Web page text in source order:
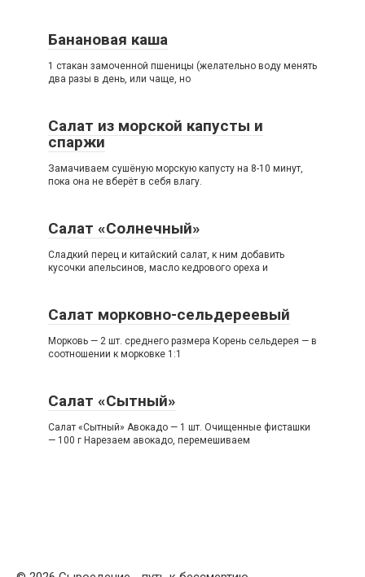
Банановая каша
1 стакан замоченной пшеницы (желательно воду менять
два разы в день, или чаще, но
Салат из морской капусты и
спаржи
Замачиваем сушёную морскую капусту на 8-10 минут,
пока она не вберёт в себя влагу.
Салат «Солнечный»
Сладкий перец и китайский салат, к ним добавить
кусочки апельсинов, масло кедрового ореха и
Салат морковно-сельдереевый
Морковь — 2 шт. среднего размера Корень сельдерея — в
соотношении к морковке 1:1
Салат «Сытный»
Салат «Сытный» Авокадо — 1 шт. Очищенные фисташки
— 100 г Нарезаем авокадо, перемешиваем